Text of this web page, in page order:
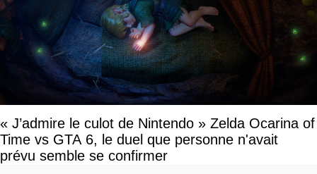
« J’admire le culot de Nintendo » Zelda Ocarina of
Time vs GTA 6, le duel que personne n'avait
prévu semble se confirmer